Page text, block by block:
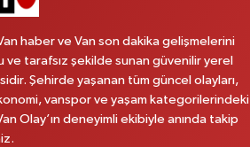
haber ve Van son dakika gelişmelerini
ve tarafsız şekilde sunan güvenilir yerel
Şehirde yaşanan tüm güncel olayları,
vanspor ve yaşam kategorilerindeki
Olay’ın deneyimli ekibiyle anında takip